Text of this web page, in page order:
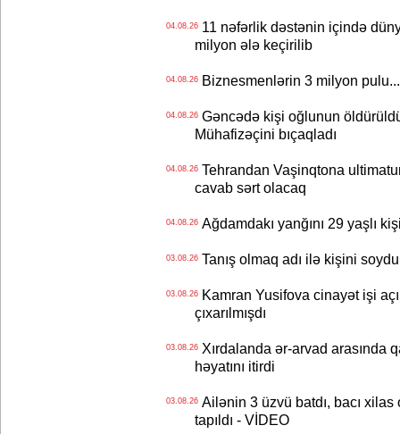
04.08.2611 nəfərlik dəstənin içində
milyon ələ keçirilib
04.08.26Biznesmenlərin 3 milyon
04.08.26Gəncədə kişi oğlunun
Mühafizəçini bıçaqladı
04.08.26Tehrandan Vaşinqtona
cavab sərt olacaq
04.08.26Ağdamdakı yanğını 29 yaşlı
03.08.26Tanış olmaq adı ilə kişini
03.08.26Kamran Yusifova cinayət işi
çıxarılmışdı
03.08.26Xırdalanda ər-arvad arasında
həyatını itirdi
03.08.26Ailənin 3 üzvü batdı, bacı xilas
tapıldı - VİDEO